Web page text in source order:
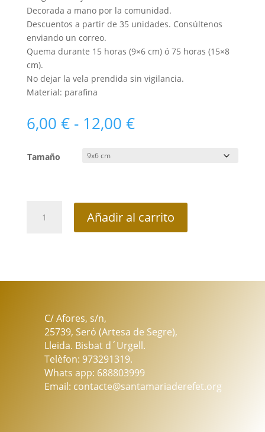
Decorada a mano por la comunidad.
Descuentos a partir de 35 unidades. Consúltenos
enviando un correo.
Quema durante 15 horas (9×6 cm) ó 75 horas (15×8
cm).
No dejar la vela prendida sin vigilancia.
Material: parafina
6,00 € - 12,00 €Rango
de
12,00 €
Tamaño
Navidad
Añadir al carrito
C/ Afores, s/n,
25739, Seró (Artesa de Segre),
Lleida. Bisbat d´Urgell.
Telèfon: 973291319.
Whats app: 688803999
Email: contacte@santamariaderefet.org